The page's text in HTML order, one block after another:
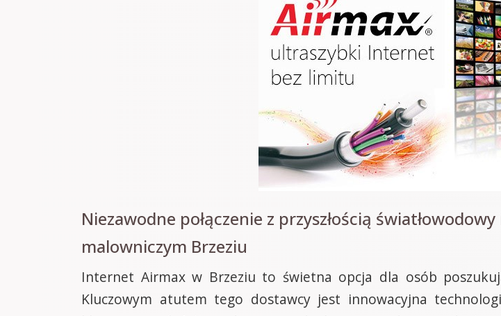
Niezawodne połączenie z przyszłością
malowniczym Brzeziu
Internet Airmax w Brzeziu to świetna opcja dla osób
Kluczowym atutem tego dostawcy jest innowacyjna